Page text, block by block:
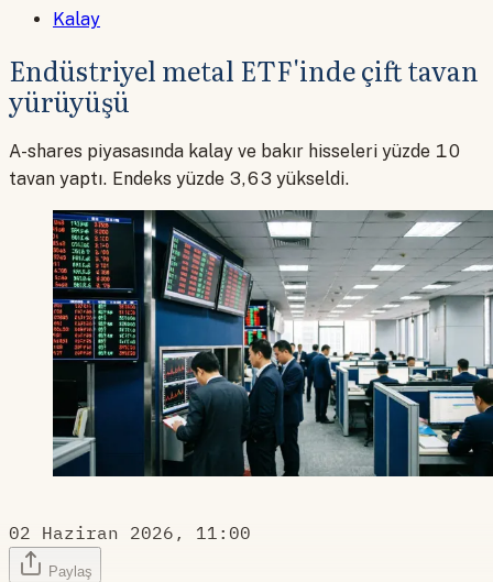
Kalay
Endüstriyel metal ETF'inde çift tavan
yürüyüşü
A-shares piyasasında kalay ve bakır hisseleri yüzde 10
tavan yaptı. Endeks yüzde 3,63 yükseldi.
02 Haziran 2026, 11:00
Paylaş